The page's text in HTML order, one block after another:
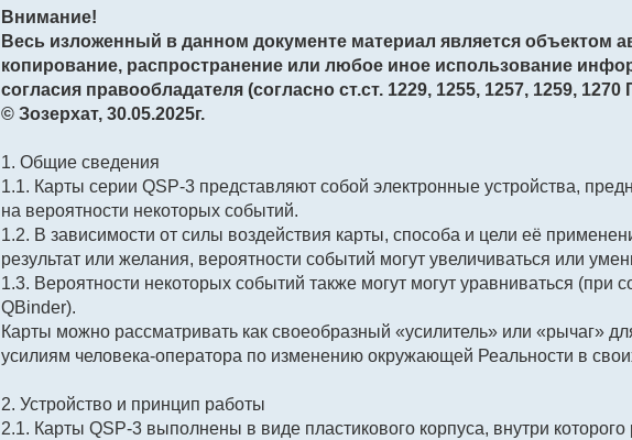
Внимание!
Весь изложенный в данном документе материал является объектом
копирование, распространение или любое иное использование
согласия правообладателя (согласно ст.ст. 1229, 1255, 1257, 1259, 1270
© Зозерхат, 30.05.2025г.
1. Общие сведения
1.1. Карты серии QSP-3 представляют собой электронные устройства,
на вероятности некоторых событий.
1.2. В зависимости от силы воздействия карты, способа и цели её
результат или желания, вероятности событий могут увеличиваться или
1.3. Вероятности некоторых событий также могут могут уравниваться (при
QBinder).
Карты можно рассматривать как своеобразный «усилитель» или «рычаг»
усилиям человека-оператора по изменению окружающей Реальности в
2. Устройство и принцип работы
2.1. Карты QSP-3 выполнены в виде пластикового корпуса, внутри